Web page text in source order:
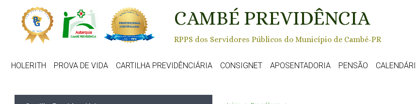
Skip to main content
CAMBÉ PREVIDÊNCIA
RPPS dos Servidores Públicos do Município de Cambé-PR
HOLERITH PROVA DE VIDA CARTILHA PREVIDÊNCIÁRIA CONSIGNET APOSENTADORIA PENSÃO